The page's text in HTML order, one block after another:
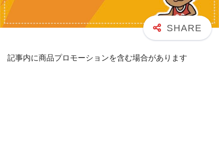
記事内に商品プロモーションを含む場合があります